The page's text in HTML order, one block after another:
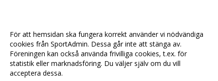
För att hemsidan ska fungera korrekt använder vi nödvändiga
cookies från SportAdmin. Dessa går inte att stänga av.
Föreningen kan också använda frivilliga cookies, t.ex. för
statistik eller marknadsföring. Du väljer själv om du vill
acceptera dessa.